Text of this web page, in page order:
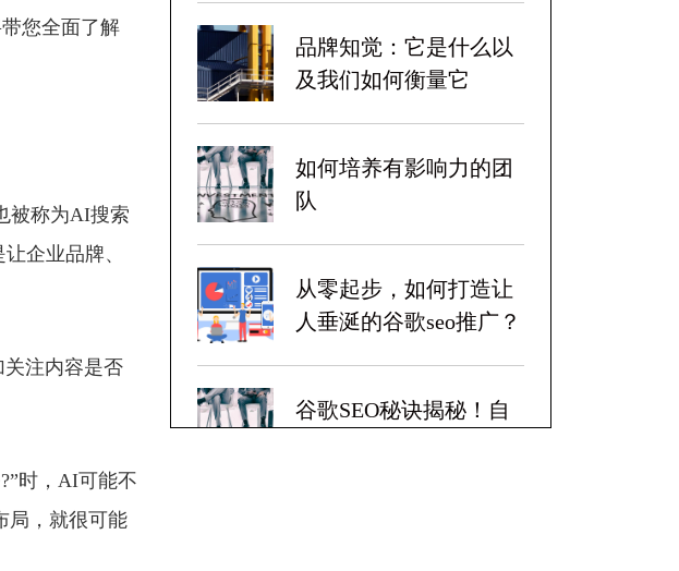
您全面了解
被称为AI搜索
企业品牌、
注内容是否
时，AI可能不
局，就很可能
品牌知觉：它是什么以
及我们如何衡量它
如何培养有影响力的团
队
从零起步，如何打造让
人垂涎的谷歌seo推广？
谷歌SEO秘诀揭秘！自